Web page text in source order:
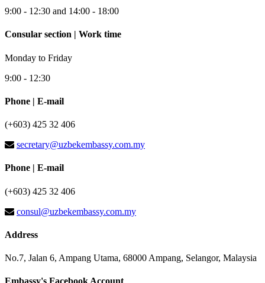
9:00 - 12:30 and 14:00 - 18:00
Consular section | Work time
Monday to Friday
9:00 - 12:30
Phone | E-mail
(+603) 425 32 406
secretary@uzbekembassy.com.my
Phone | E-mail
(+603) 425 32 406
consul@uzbekembassy.com.my
Address
No.7, Jalan 6, Ampang Utama, 68000 Ampang, Selangor, Malaysia